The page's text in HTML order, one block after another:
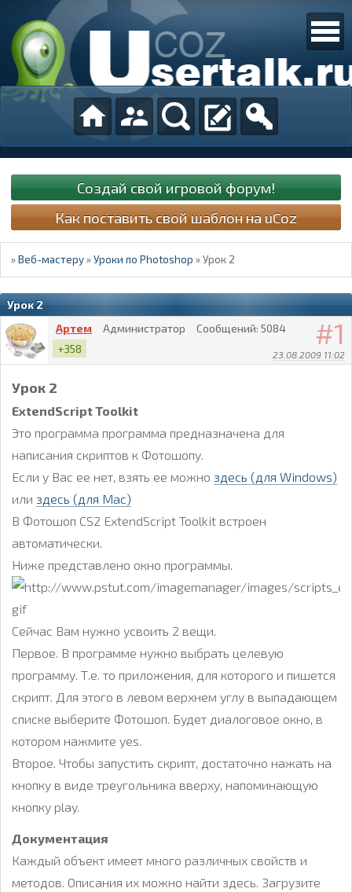
Создай свой игровой форум!
Как поставить свой шаблон на uCoz
»Веб-мастеру »Уроки по Photoshop »Урок 2
Урок 2
1
23.08.2009 11:02
Артем Администратор Сообщений: 5084
+358
Урок 2
ExtendScript Toolkit
Это программа программа предназначена для
написания скриптов к Фотошопу.
Если у Вас ее нет, взять ее можно здесь (для Windows)
или здесь (для Mac)
В Фотошоп CS2 ExtendScript Toolkit встроен
автоматически.
Ниже представлено окно программы.
Сейчас Вам нужно усвоить 2 вещи.
Первое. В программе нужно выбрать целевую
программу. Т.е. то приложения, для которого и пишется
скрипт. Для этого в левом верхнем углу в выпадающем
списке выберите Фотошоп. Будет диалоговое окно, в
котором нажмите yes.
Второе. Чтобы запустить скрипт, достаточно нажать на
кнопку в виде треугольника вверху, напоминающую
кнопку play.
Документация
Каждый объект имеет много различных свойств и
методов. Описания их можно найти здесь. Загрузите